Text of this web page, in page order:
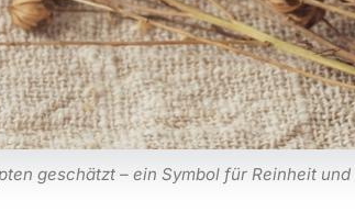
geschätzt – ein Symbol für Reinheit und